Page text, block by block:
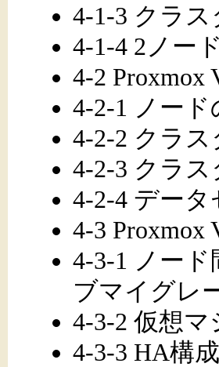
4-1-3 クラ
4-1-4 2ノー
4-2
4-2-1 ノード
4-2-2 クラ
4-2-3 クラ
4-2-4 デー
4-3
4-3-1 ノー
ブマイグレ
4-3-2 仮想
4-3-3 HA構